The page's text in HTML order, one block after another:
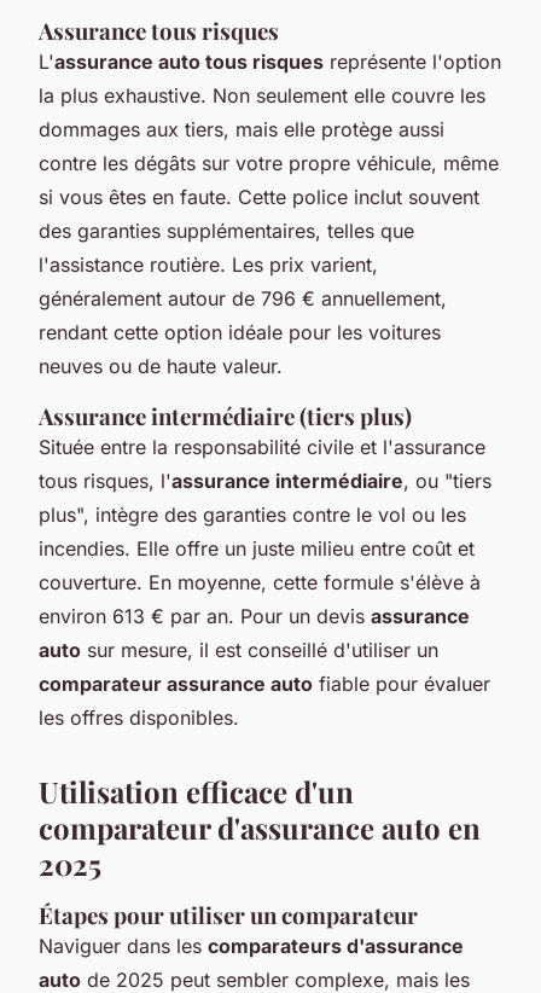
Assurance tous risques
L'assurance auto tous risques représente l'option
la plus exhaustive. Non seulement elle couvre les
dommages aux tiers, mais elle protège aussi
contre les dégâts sur votre propre véhicule, même
si vous êtes en faute. Cette police inclut souvent
des garanties supplémentaires, telles que
l'assistance routière. Les prix varient,
généralement autour de 796 € annuellement,
rendant cette option idéale pour les voitures
neuves ou de haute valeur.
Assurance intermédiaire (tiers plus)
Située entre la responsabilité civile et l'assurance
tous risques, l'assurance intermédiaire, ou "tiers
plus", intègre des garanties contre le vol ou les
incendies. Elle offre un juste milieu entre coût et
couverture. En moyenne, cette formule s'élève à
environ 613 € par an. Pour un devis assurance
auto sur mesure, il est conseillé d'utiliser un
comparateur assurance auto fiable pour évaluer
les offres disponibles.
Utilisation efficace d'un
comparateur d'assurance auto en
2025
Étapes pour utiliser un comparateur
Naviguer dans les comparateurs d'assurance
auto de 2025 peut sembler complexe, mais les